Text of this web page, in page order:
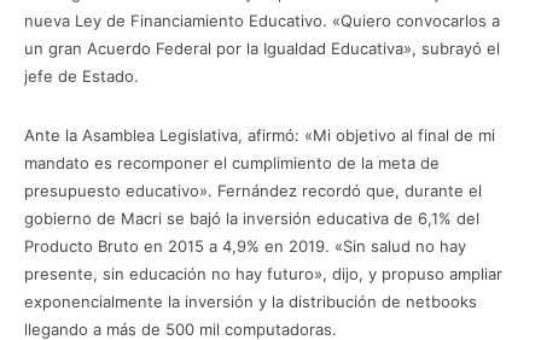
nueva Ley de Financiamiento Educativo. «Quiero convocarlos a
un gran Acuerdo Federal por la Igualdad Educativa», subrayó el
jefe de Estado.
Ante la Asamblea Legislativa, afirmó: «Mi objetivo al final de mi
mandato es recomponer el cumplimiento de la meta de
presupuesto educativo». Fernández recordó que, durante el
gobierno de Macri se bajó la inversión educativa de 6,1% del
Producto Bruto en 2015 a 4,9% en 2019. «Sin salud no hay
presente, sin educación no hay futuro», dijo, y propuso ampliar
exponencialmente la inversión y la distribución de netbooks
llegando a más de 500 mil computadoras.